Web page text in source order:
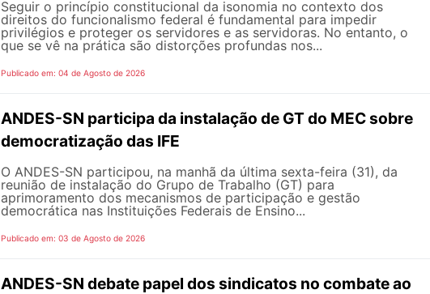
Seguir o princípio constitucional da isonomia no contexto dos
direitos do funcionalismo federal é fundamental para impedir
privilégios e proteger os servidores e as servidoras. No entanto, o
que se vê na prática são distorções profundas nos...
Publicado em: 04 de Agosto de 2026
ANDES-SN participa da instalação de GT do MEC sobre
democratização das IFE
O ANDES-SN participou, na manhã da última sexta-feira (31), da
reunião de instalação do Grupo de Trabalho (GT) para
aprimoramento dos mecanismos de participação e gestão
democrática nas Instituições Federais de Ensino...
Publicado em: 03 de Agosto de 2026
ANDES-SN debate papel dos sindicatos no combate ao